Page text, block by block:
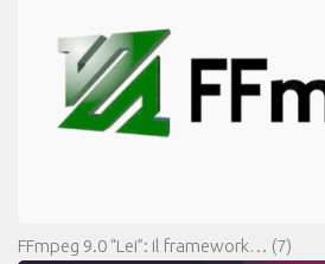
FFmpeg 9.0 “Lei”: il framework… (7)